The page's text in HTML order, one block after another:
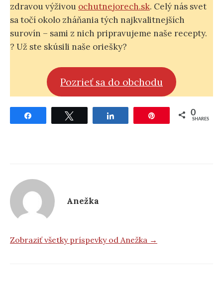
zdravou výživou ochutnejorech.sk. Celý nás svet
sa točí okolo zháňania tých najkvalitnejších
surovín – sami z nich pripravujeme naše recepty.
? Už ste skúsili naše oriešky?
Pozrieť sa do obchodu
0
SHARES
Anežka
Zobraziť všetky príspevky od Anežka →